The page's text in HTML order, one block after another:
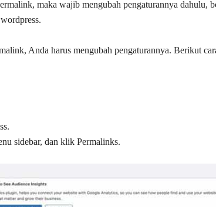
maka wajib mengubah pengaturannya dahulu,
Anda harus mengubah pengaturannya. Berikut
sidebar, dan klik Permalinks.